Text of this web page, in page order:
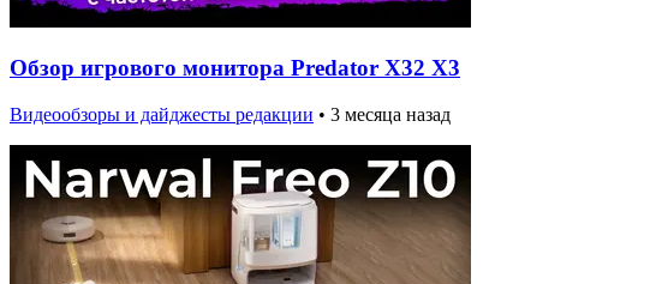
Обзор игрового монитора Predator X32 X3
Видеообзоры и дайджесты редакции • 3 месяца назад